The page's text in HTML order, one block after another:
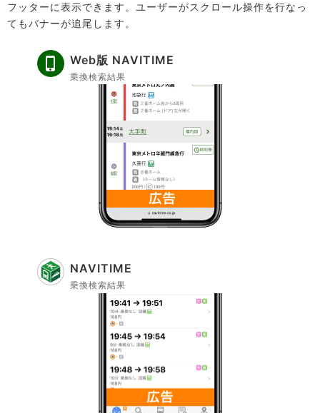
フッターに表示できます。ユーザーがスクロール操作を行なっ
てもバナーが追尾します。
Web版 NAVITIME
乗換検索結果
NAVITIME
乗換検索結果